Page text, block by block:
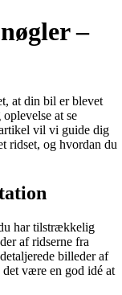
–
at din bil er blevet
at se
vil vi guide dig
ridset, og hvordan du
har tilstrækkelig
af ridserne fra
billeder af
være en god idé at